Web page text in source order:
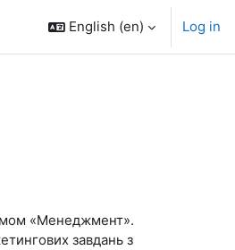
English ‎(en)‎ Log in
«Менеджмент».
завдань з